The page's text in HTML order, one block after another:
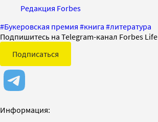
Редакция Forbes
#Букеровская премия #книга #литература
Подпишитесь на Telegram-канал Forbes Life
Подписаться
Информация: